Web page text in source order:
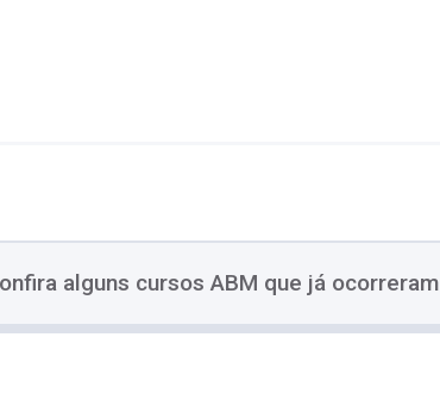
alguns cursos ABM que já ocorreram